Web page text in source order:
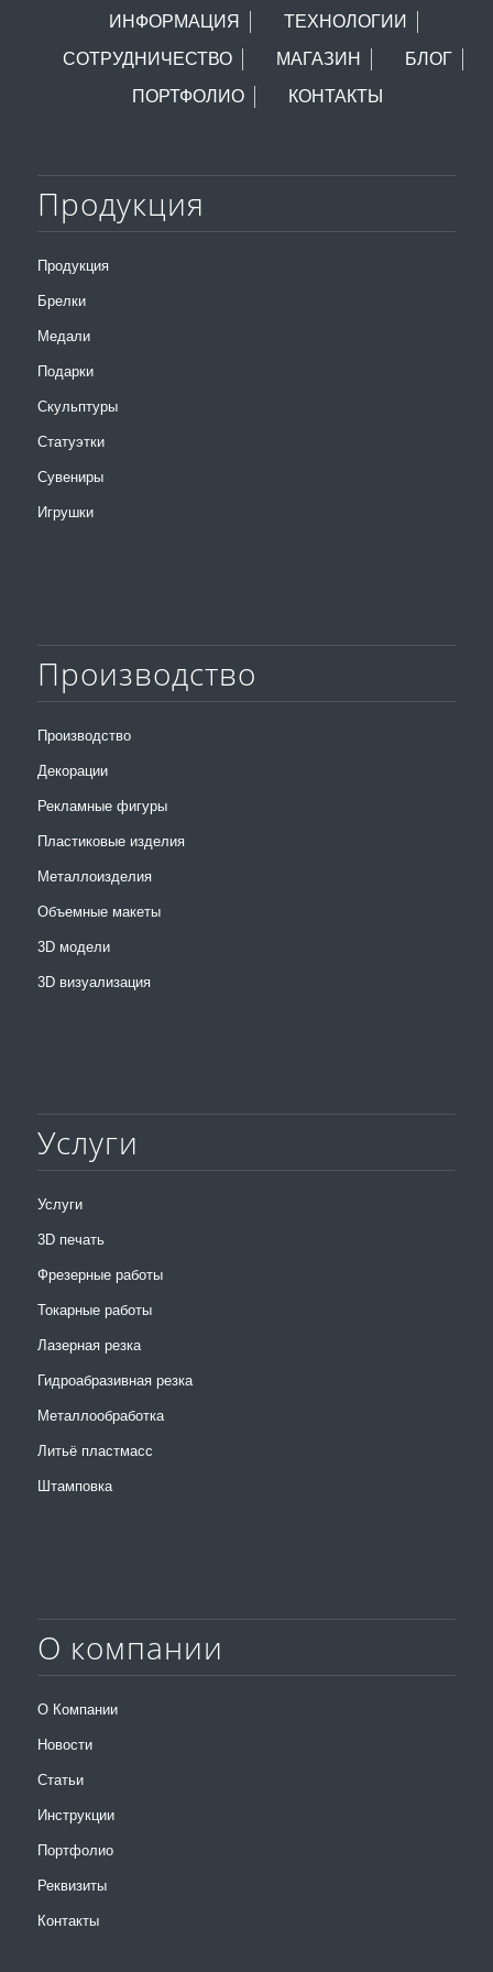
ИНФОРМАЦИЯ
ТЕХНОЛОГИИ
СОТРУДНИЧЕСТВО
МАГАЗИН
БЛОГ
ПОРТФОЛИО
КОНТАКТЫ
Продукция
Продукция
Брелки
Медали
Подарки
Скульптуры
Статуэтки
Сувениры
Игрушки
Производство
Производство
Декорации
Рекламные фигуры
Пластиковые изделия
Металлоизделия
Объемные макеты
3D модели
3D визуализация
Услуги
Услуги
3D печать
Фрезерные работы
Токарные работы
Лазерная резка
Гидроабразивная резка
Металлообработка
Литьё пластмасс
Штамповка
О компании
О Компании
Новости
Статьи
Инструкции
Портфолио
Реквизиты
Контакты